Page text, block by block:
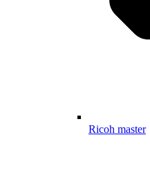
Ricoh master